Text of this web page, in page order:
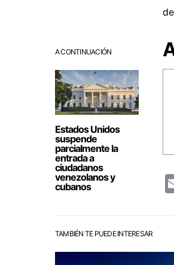
A CONTINUACIÓN
Estados Unidos
suspende
parcialmente la
entrada a
ciudadanos
venezolanos y
cubanos
TAMBIÉN TE PUEDE INTERESAR